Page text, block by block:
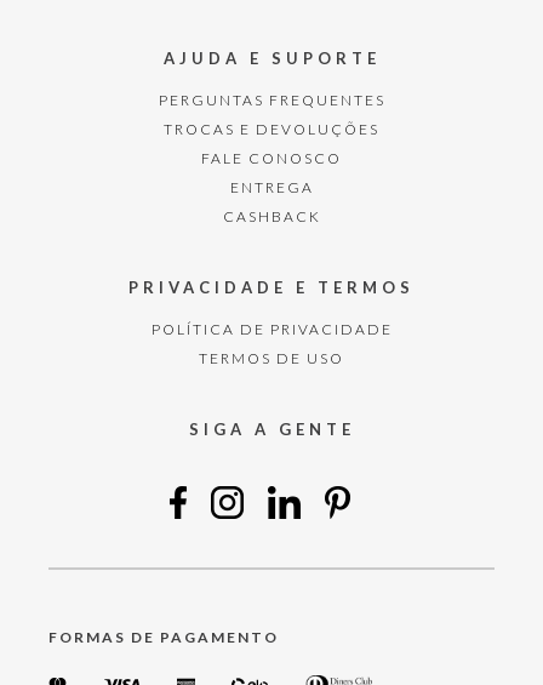
AJUDA E SUPORTE
PERGUNTAS FREQUENTES
TROCAS E DEVOLUÇÕES
FALE CONOSCO
ENTREGA
CASHBACK
PRIVACIDADE E TERMOS
POLÍTICA DE PRIVACIDADE
TERMOS DE USO
SIGA A GENTE
FORMAS DE PAGAMENTO